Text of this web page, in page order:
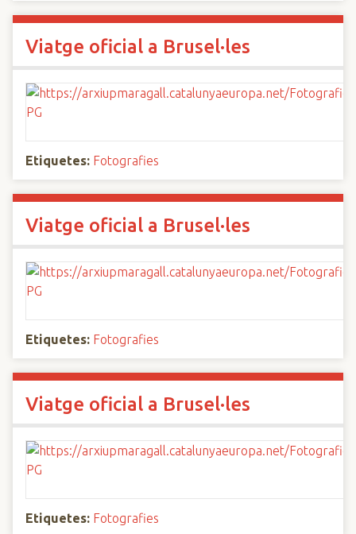
Viatge oficial a Brusel·les
Etiquetes: Fotografies
Viatge oficial a Brusel·les
Etiquetes: Fotografies
Viatge oficial a Brusel·les
Etiquetes: Fotografies